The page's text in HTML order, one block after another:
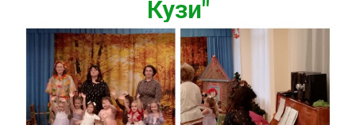
Кузи"